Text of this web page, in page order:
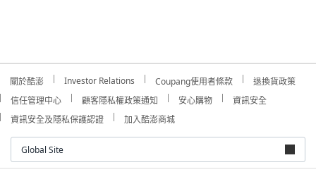
關於酷澎 Investor Relations Coupang使用者條款
退換貨政策
信任管理中心
顧客隱私權政策通知 安心購物
資訊安全
資訊安全及隱私保護認證
加入酷澎商城
Global Site